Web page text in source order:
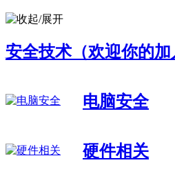
安全技术（欢迎你的加
电脑安全
硬件相关